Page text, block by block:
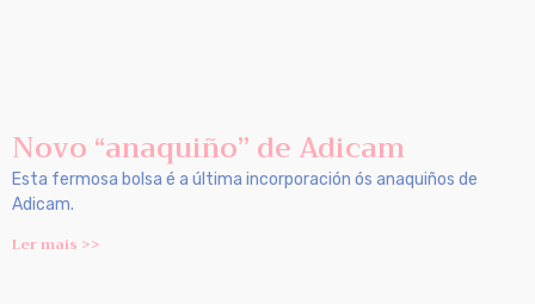
Novo “anaquiño” de Adicam
Esta fermosa bolsa é a última incorporación ós anaquiños de
Adicam.
Ler mais >>